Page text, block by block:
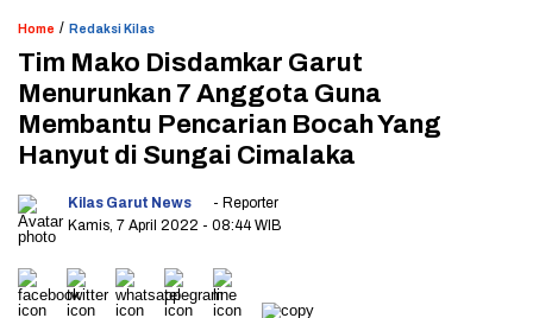
Home / Redaksi Kilas
Tim Mako Disdamkar Garut
Menurunkan 7 Anggota Guna
Membantu Pencarian Bocah Yang
Hanyut di Sungai Cimalaka
Kilas Garut News
- Reporter
Kamis, 7 April 2022 - 08:44 WIB